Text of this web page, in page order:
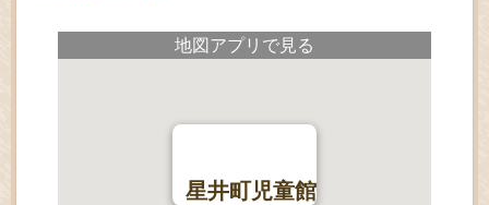
地図アプリで見る
星井町児童館